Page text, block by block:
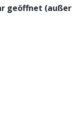
geöffnet (außer